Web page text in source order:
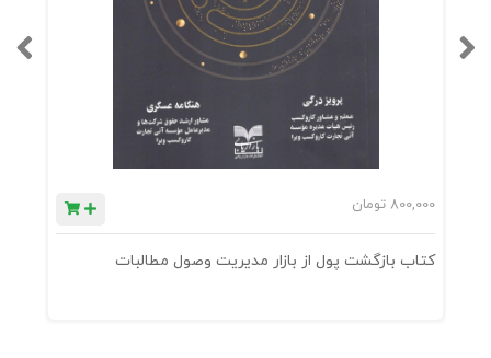
800,000 تومان
کتاب بازگشت پول از بازار مدیریت وصول مطالبات